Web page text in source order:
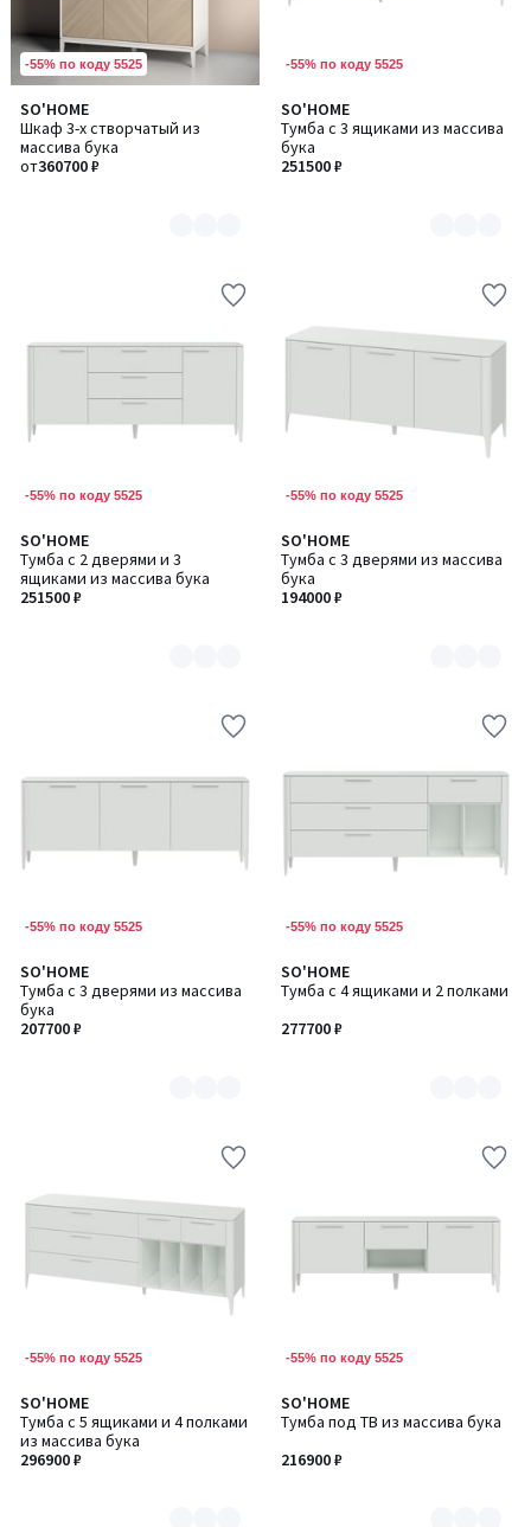
-55% по коду 5525
SO'HOME
Шкаф 3-х створчатый из
массива бука
от360700 ₽
Количество
цветов:
2
-55% по коду 5525
SO'HOME
Тумба с 3 ящиками из массива
бука
251500 ₽
Количество
цветов:
6
-55% по коду 5525
SO'HOME
Тумба с 2 дверями и 3
ящиками из массива бука
251500 ₽
Количество
цветов:
6
-55% по коду 5525
SO'HOME
Тумба с 3 дверями из массива
бука
194000 ₽
Количество
цветов:
6
-55% по коду 5525
SO'HOME
Тумба с 3 дверями из массива
бука
207700 ₽
Количество
цветов:
6
-55% по коду 5525
SO'HOME
Тумба с 4 ящиками и 2 полками
277700 ₽
Количество
цветов:
6
-55% по коду 5525
SO'HOME
Тумба с 5 ящиками и 4 полками
из массива бука
296900 ₽
Количество
цветов:
6
-55% по коду 5525
SO'HOME
Тумба под ТВ из массива бука
216900 ₽
Количество
цветов:
6